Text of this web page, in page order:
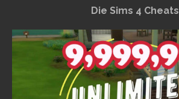
Die Sims 4 Cheats